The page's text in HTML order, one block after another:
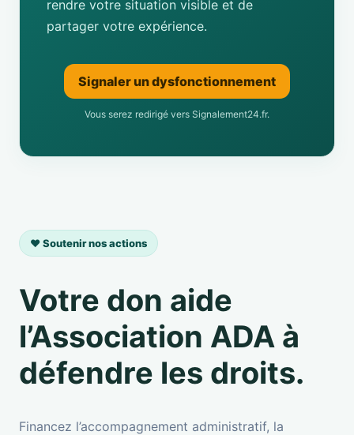
rendre votre situation visible et de
partager votre expérience.
Signaler un dysfonctionnement
Vous serez redirigé vers Signalement24.fr.
❤️ Soutenir nos actions
Votre don aide
l’Association ADA à
défendre les droits.
Financez l’accompagnement administratif, la